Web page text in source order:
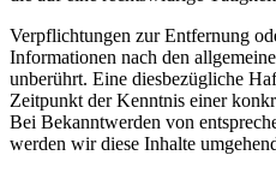
Verpflichtungen zur Entfernung
Informationen nach den
unberührt. Eine diesbezügliche
Zeitpunkt der Kenntnis einer
Bei Bekanntwerden von
werden wir diese Inhalte